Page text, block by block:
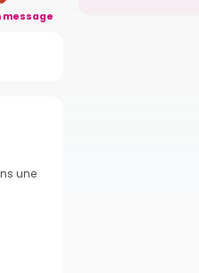
message
une